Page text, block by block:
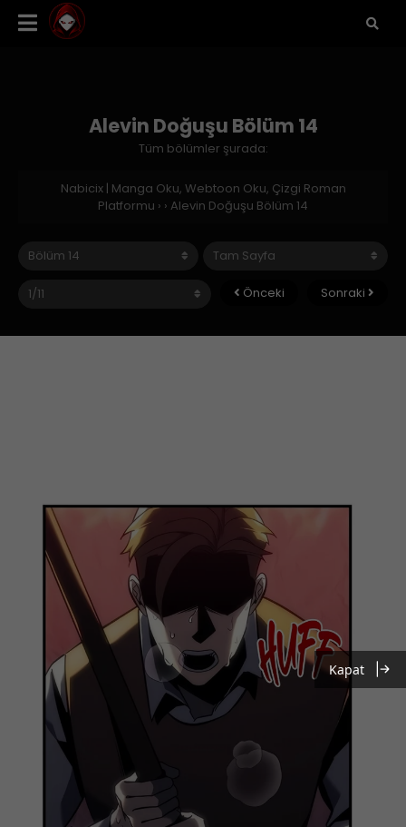
Alevin Doğuşu Bölüm 14
Tüm bölümler şurada:
Nabicix | Manga Oku, Webtoon Oku, Çizgi Roman
Platformu › › Alevin Doğuşu Bölüm 14
Önceki Sonraki
Kapat